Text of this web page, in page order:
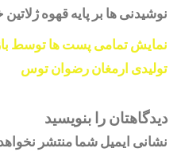
نوشیدنی ها بر پایه قهوه
نمایش تمامی پست ها توسط
تولیدی ارمغان رضوان توس
دیدگاهتان را بنویسید
نشانی ایمیل شما منتشر